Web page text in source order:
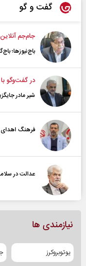
گفت و گو
جام‌جم
باج‌نیوزها؛
در گفت‌و‌گو
شیر مادر
فرهنگ اهدای
عدالت در
نیازمندی ها
یوتوبروکرز